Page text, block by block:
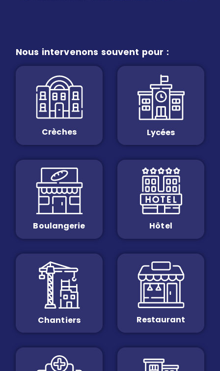
Nous intervenons souvent pour :
Crèches Lycées
Boulangerie Hôtel
Chantiers Restaurant